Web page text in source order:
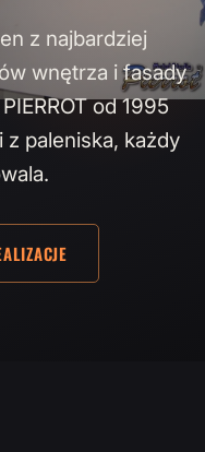
z najbardziej
wnętrza i fasady
od 1995
paleniska, każdy